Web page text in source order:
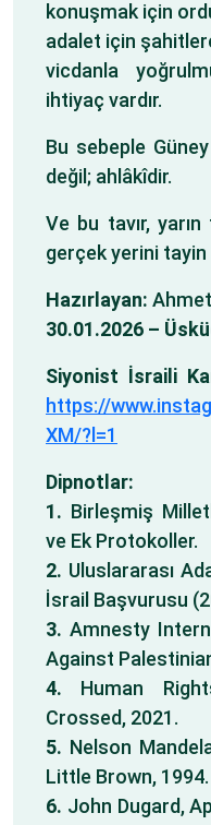
konuşmak için
adalet için
vicdanla
ihtiyaç vardır.
Bu sebeple
değil; ahlâkîdir.
Ve bu tavır,
gerçek yerini
Hazırlayan:
30.01.2026 –
Siyonist İsraili
https://
XM/?l=1
Dipnotlar:
1. Birleşmiş
ve Ek Protokoller.
2. Uluslararası
İsrail Başvurusu
3. Amnesty
Against
4. Human
Crossed, 2021.
5. Nelson
Little Brown, 1994.
6. John Dugard,